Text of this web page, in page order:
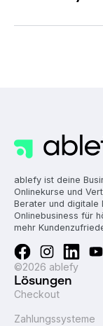
ablefy ist deine
Onlinekurse und
Berater und digitale
Onlinebusiness für
mehr
©2026 ablefy
Lösungen
Checkout
Zahlungssysteme